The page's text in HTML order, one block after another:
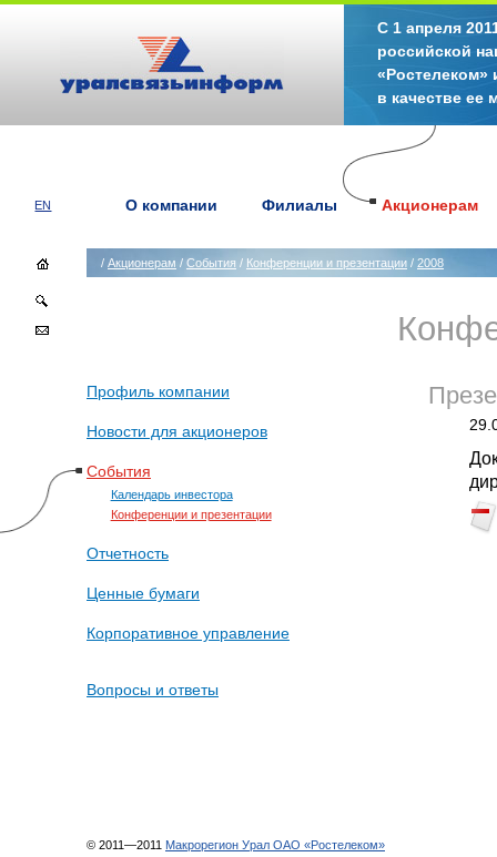
С 1 апреля
российской
«Ростелеком»
в качестве ее
EN О компании Филиалы Акционерам
/ Акционерам / События / Конференции и презентации / 2008
Профиль компании
Новости для акционеров
События
Календарь инвестора
Конференции и презентации
Отчетность
Ценные бумаги
Корпоративное управление
Вопросы и ответы
© 2011—2011 Макрорегион Урал ОАО «Ростелеком»